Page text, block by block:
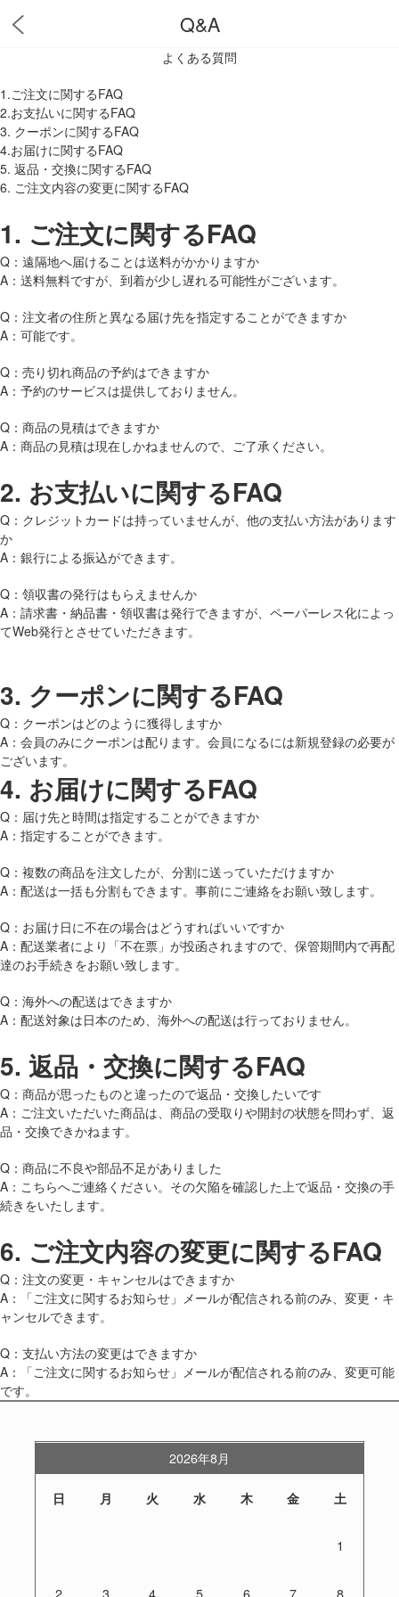
Q&A
よくある質問
1.ご注文に関するFAQ
2.お支払いに関するFAQ
3. クーポンに関するFAQ
4.お届けに関するFAQ
5. 返品・交換に関するFAQ
6. ご注文内容の変更に関するFAQ
1. ご注文に関するFAQ
Q：遠隔地へ届けることは送料がかかりますか
A：送料無料ですが、到着が少し遅れる可能性がございます。
Q：注文者の住所と異なる届け先を指定することができますか
A：可能です。
Q：売り切れ商品の予約はできますか
A：予約のサービスは提供しておりません。
Q：商品の見積はできますか
A：商品の見積は現在しかねませんので、ご了承ください。
2. お支払いに関するFAQ
Q：クレジットカードは持っていませんが、他の支払い方法があります
か
A：銀行による振込ができます。
Q：領収書の発行はもらえませんか
A：請求書・納品書・領収書は発行できますが、ペーパーレス化によっ
てWeb発行とさせていただきます。
3. クーポンに関するFAQ
Q：クーポンはどのように獲得しますか
A：会員のみにクーポンは配ります。会員になるには新規登録の必要が
ございます。
4. お届けに関するFAQ
Q：届け先と時間は指定することができますか
A：指定することができます。
Q：複数の商品を注文したが、分割に送っていただけますか
A：配送は一括も分割もできます。事前にご連絡をお願い致します。
Q：お届け日に不在の場合はどうすればいいですか
A：配送業者により「不在票」が投函されますので、保管期間内で再配
達のお手続きをお願い致します。
Q：海外への配送はできますか
A：配送対象は日本のため、海外への配送は行っておりません。
5. 返品・交換に関するFAQ
Q：商品が思ったものと違ったので返品・交換したいです
A：ご注文いただいた商品は、商品の受取りや開封の状態を問わず、返
品・交換できかねます。
Q：商品に不良や部品不足がありました
A：こちらへご連絡ください。その欠陥を確認した上で返品・交換の手
続きをいたします。
6. ご注文内容の変更に関するFAQ
Q：注文の変更・キャンセルはできますか
A：「ご注文に関するお知らせ」メールが配信される前のみ、変更・キ
ャンセルできます。
Q：支払い方法の変更はできますか
A：「ご注文に関するお知らせ」メールが配信される前のみ、変更可能
です。
2026年8月
日 月 火 水 木 金 土
1